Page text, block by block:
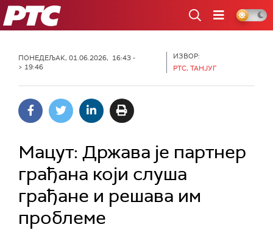
РТС
ПОНЕДЕЉАК, 01.06.2026, 16:43 -
> 19:46
ИЗВОР:
РТС, ТАНЈУГ
Мацут: Држава је партнер
грађана који слуша
грађане и решава им
проблеме